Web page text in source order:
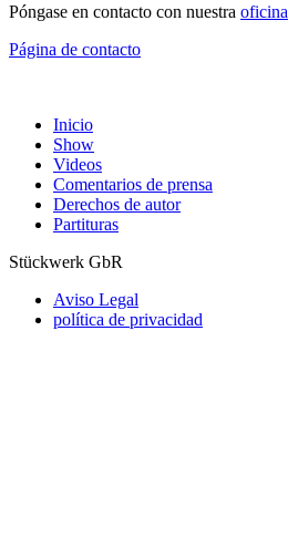
Póngase en contacto con nuestra oficina
Página de contacto
Inicio
Show
Videos
Comentarios de prensa
Derechos de autor
Partituras
Stückwerk GbR
Aviso Legal
política de privacidad